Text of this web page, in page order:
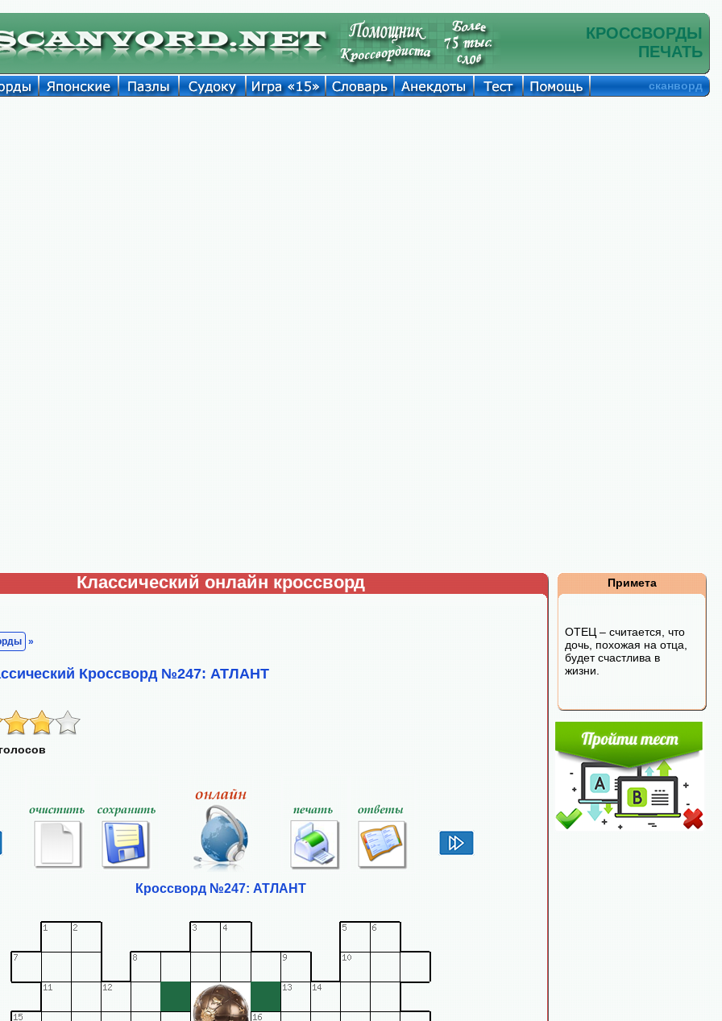
КРОССВОРДЫ
ПЕЧАТЬ
сканворд
Классический онлайн кроссворд
»
Кроссворд №247: АТЛАНТ
Кроссворд №247: АТЛАНТ
Примета
ОТЕЦ – считается, что
дочь, похожая на отца,
будет счастлива в
жизни.